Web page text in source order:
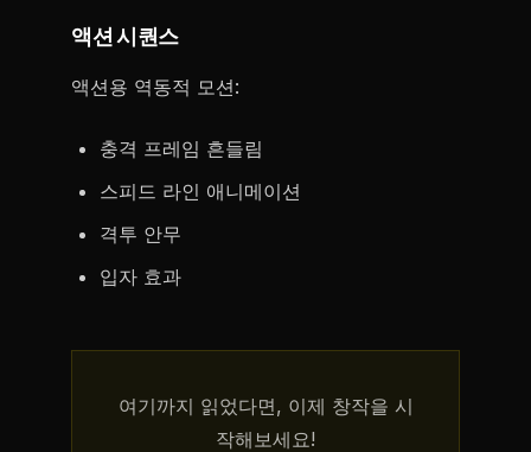
액션 시퀀스
액션용 역동적 모션:
충격 프레임 흔들림
스피드 라인 애니메이션
격투 안무
입자 효과
여기까지 읽었다면, 이제 창작을 시
작해보세요!